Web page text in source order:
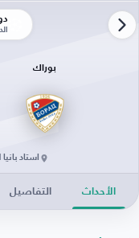
بوراك
استاد بانيا
الأحداث التفاصيل